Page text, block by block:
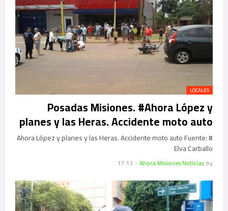
LOCALES
Posadas Misiones. #Ahora López y
planes y las Heras. Accidente moto auto
# Ahora López y planes y las Heras. Accidente moto auto Fuente:
Elva Carballo
by
Ahora Misiones Noticias
-
17:13